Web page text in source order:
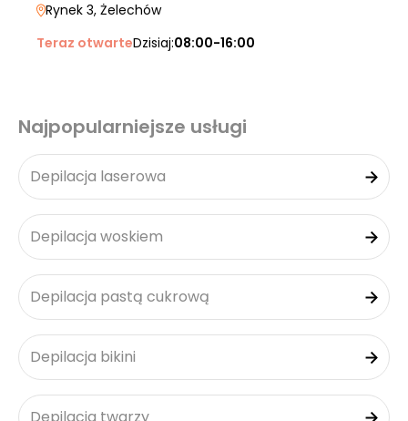
Rynek 3, Żelechów
Teraz otwarteDzisiaj:08:00-16:00
Najpopularniejsze usługi
Depilacja laserowa
Depilacja woskiem
Depilacja pastą cukrową
Depilacja bikini